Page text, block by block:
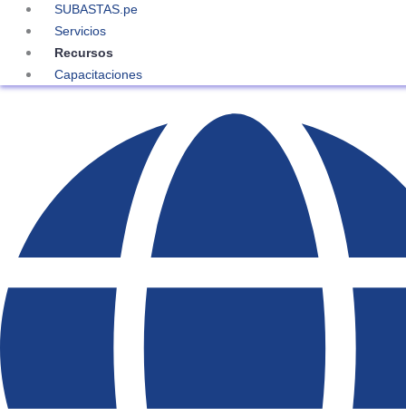
SUBASTAS.pe
Servicios
Recursos
Capacitaciones